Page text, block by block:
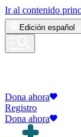
Ir al contenido
Edición español
Dona ahora
Registro
Dona ahora